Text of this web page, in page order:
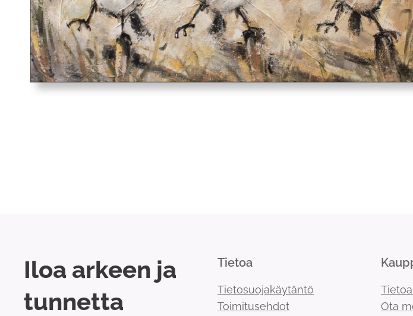
Iloa arkeen ja
tunnetta
Tietoa
Tietosuojakäytäntö
Toimitusehdot
Ota